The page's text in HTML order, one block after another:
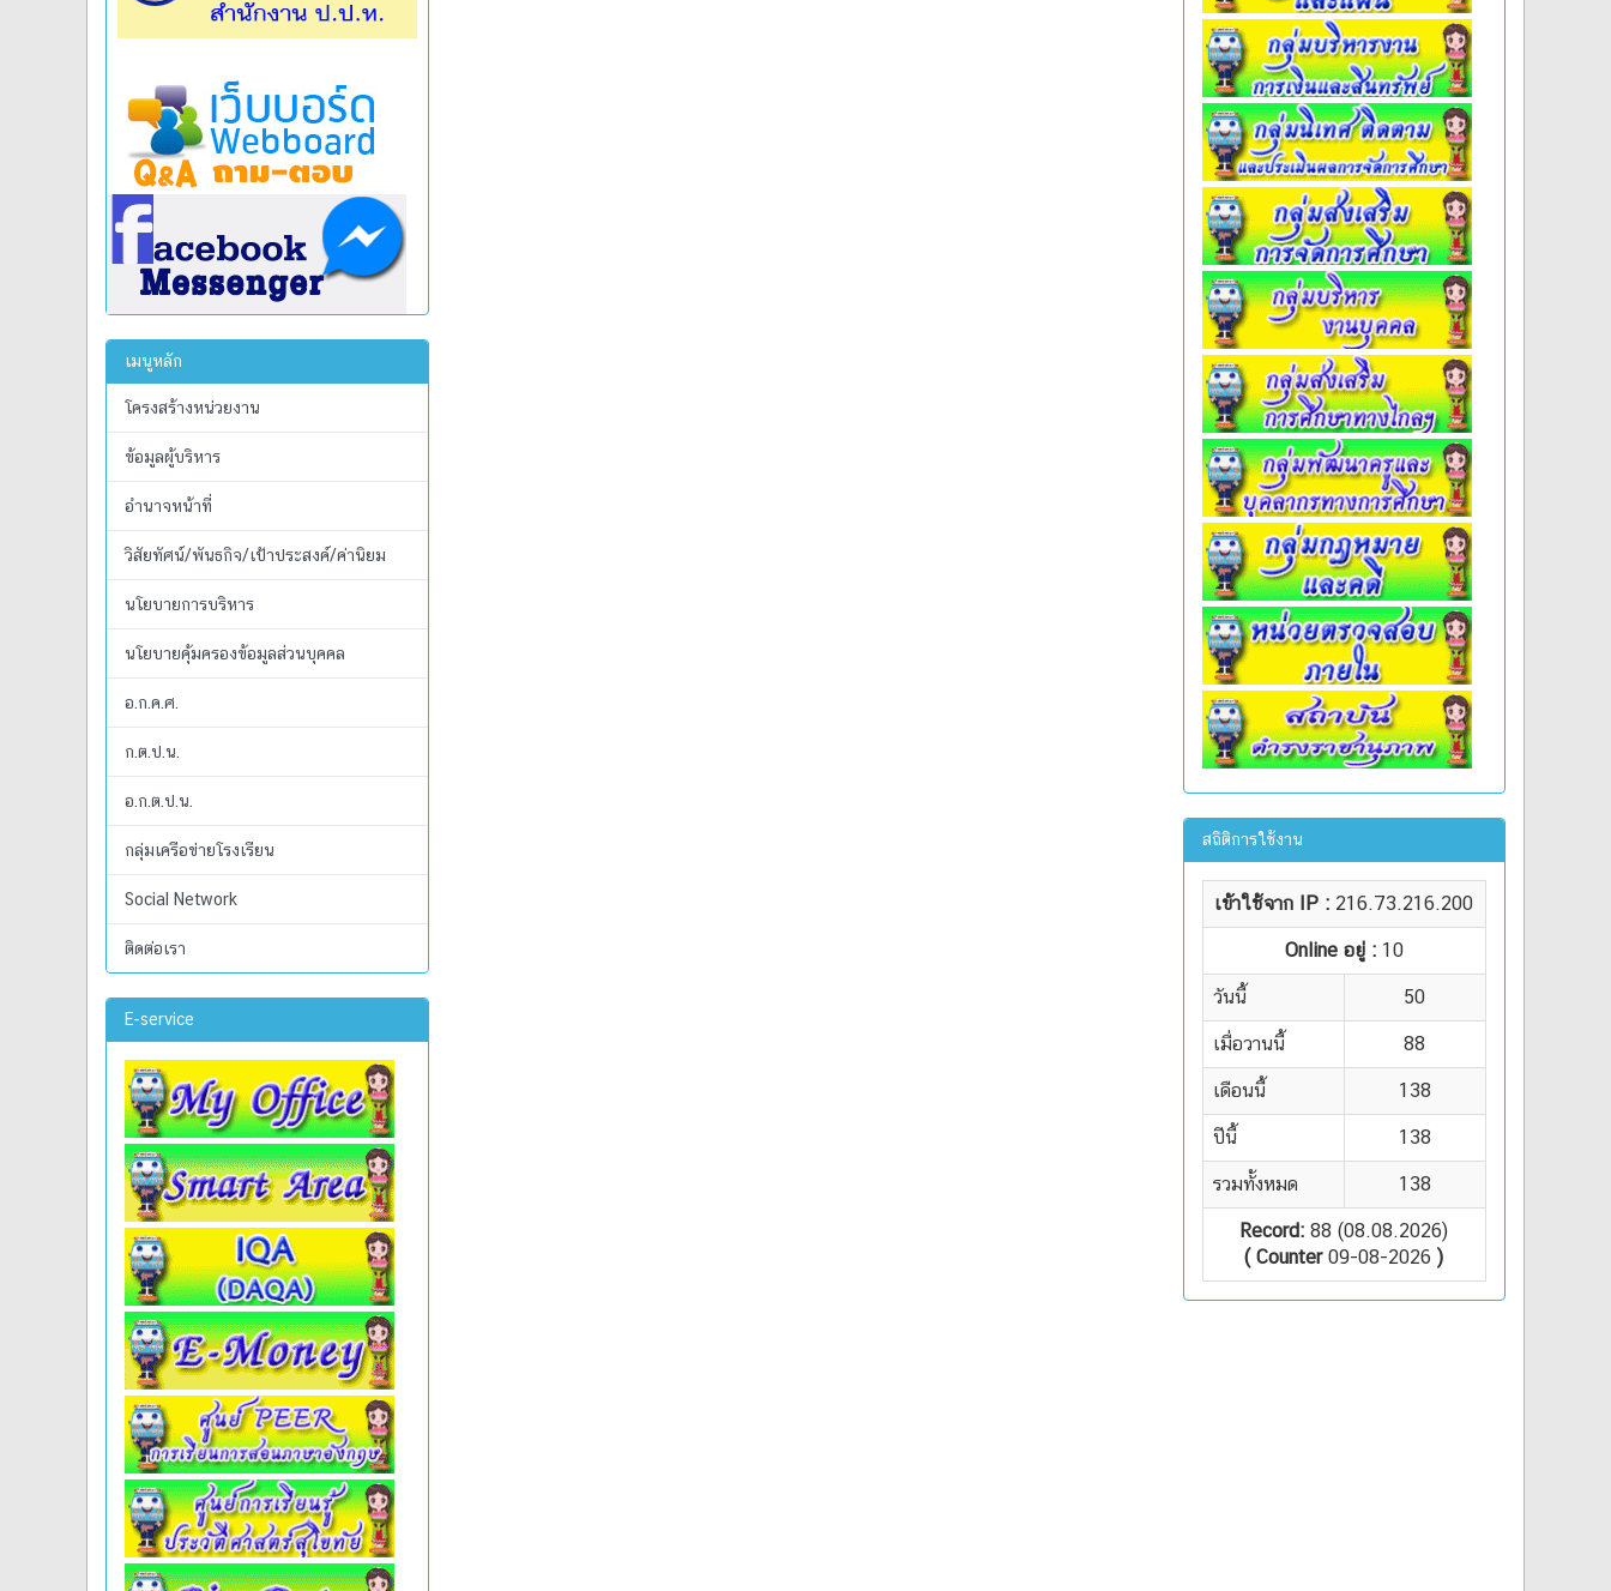
เมนูหลัก
โครงสร้างหน่วยงาน
ข้อมูลผู้บริหาร
อำนาจหน้าที่
วิสัยทัศน์/พันธกิจ/เป้าประสงค์/ค่านิยม
นโยบายการบริหาร
นโยบายคุ้มครองข้อมูลส่วนบุคคล
อ.ก.ค.ศ.
ก.ต.ป.น.
อ.ก.ต.ป.น.
กลุ่มเครือข่ายโรงเรียน
Social Network
ติดต่อเรา
E-service
สถิติการใช้งาน
เข้าใช้จาก IP : 216.73.216.200
Online อยู่ : 10
วันนี้ 50
เมื่อวานนี้ 88
เดือนนี้ 138
ปีนี้ 138
รวมทั้งหมด 138
Record: 88 (08.08.2026)
( Counter09-08-2026 )